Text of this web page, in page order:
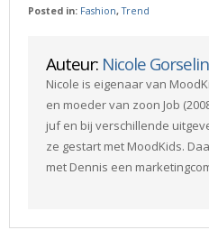
Posted in: Fashion,Trend
Auteur: Nicole
Nicole is eigenaar van
en moeder van zoon Job
juf en bij verschillende
ze gestart met MoodKids.
met Dennis een